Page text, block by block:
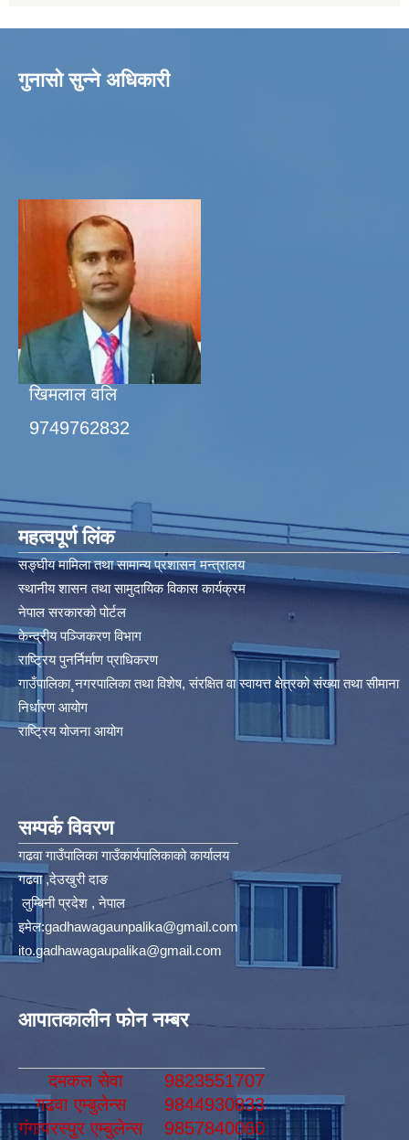
गुनासो सुन्ने अधिकारी
खिमलाल वलि
9749762832
महत्वपूर्ण लिंक
सङ्घीय मामिला तथा सामान्य प्रशासन मन्त्रालय
स्थानीय शासन तथा सामुदायिक विकास कार्यक्रम
नेपाल सरकारको पोर्टल
केन्द्रीय पञ्जिकरण विभाग
राष्ट्रिय पुनर्निर्माण प्राधिकरण
गाउँपालिका¸नगरपालिका तथा विशेष, संरक्षित वा स्वायत्त क्षेत्रको संख्या तथा सीमाना
निर्धारण आयोग​
राष्ट्रिय योजना आयोग
सम्पर्क विवरण
गढवा गाउँपालिका गाउँकार्यपालिकाको कार्यालय
गढवा ,देउखुरी दाङ
लुम्बिनी प्रदेश , नेपाल
इमेल:gadhawagaunpalika@gmail.com
ito.gadhawagaupalika@gmail.com
आपातकालीन फोन नम्बर
दमकल सेवा
9823551707
गढवा एम्बुलेन्स
9844930833
गंगापरस्पुर एम्बुलेन्स
9857840060